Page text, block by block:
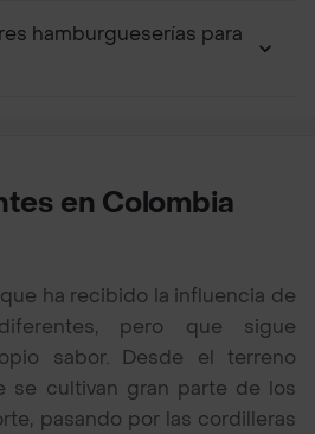
hamburgueserías para
en Colombia
ha recibido la influencia de
pero que sigue
sabor. Desde el terreno
se cultivan gran parte de los
pasando por las cordilleras